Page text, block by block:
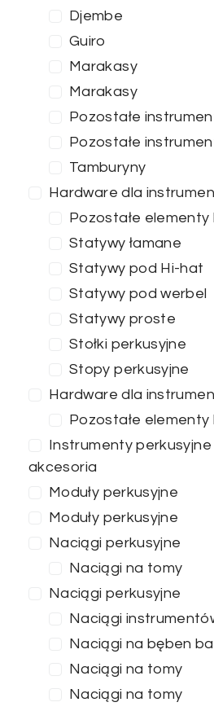
Djembe
Guiro
Marakasy
Marakasy
Pozostałe
Pozostałe
Tamburyny
Hardware dla
Pozostałe elementy
Statywy łamane
Statywy pod Hi-hat
Statywy pod werbel
Statywy proste
Stołki perkusyjne
Stopy perkusyjne
Hardware dla
Pozostałe elementy
Instrumenty perkusyjne
akcesoria
Moduły perkusyjne
Moduły perkusyjne
Naciągi perkusyjne
Naciągi na tomy
Naciągi perkusyjne
Naciągi
Naciągi na bęben
Naciągi na tomy
Naciągi na tomy